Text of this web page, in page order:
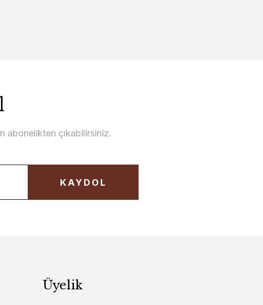
abonelikten çıkabilirsiniz.
KAYDOL
Üyelik